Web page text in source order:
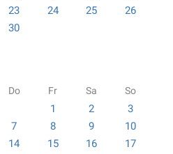
23 24 25
26
30
Do Fr Sa So
1 2
3
7 8 9
10
14 15 16
17